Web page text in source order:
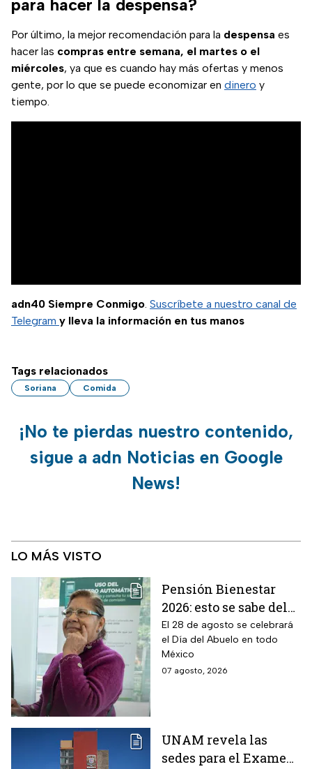
para hacer la despensa?
Por último, la mejor recomendación para la despensa es
hacer las compras entre semana, el martes o el
miércoles, ya que es cuando hay más ofertas y menos
gente, por lo que se puede economizar en dinero y
tiempo.
adn40 Siempre Conmigo. Suscríbete a nuestro canal de
Telegram y lleva la información en tus manos
Tags relacionados
Soriana Comida
¡No te pierdas nuestro contenido,
sigue a adn Noticias en Google
News!
LO MÁS VISTO
Pensión Bienestar
2026: esto se sabe del
pago por el Día del
Abuelo en agosto
El 28 de agosto se celebrará
el Día del Abuelo en todo
México
07 agosto, 2026
UNAM revela las
sedes para el Examen